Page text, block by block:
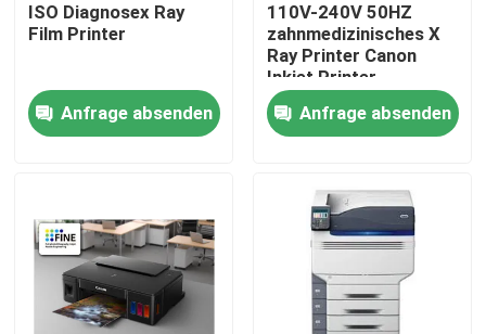
Nachrichten
Medizinisches X Ray Film
Tintenstrahl X Ray Film
ISO Diagnosex Ray
Film Printer
Anfrage absenden
110V-240V 50HZ
zahnmedizinisches X
Ray Printer Canon
Inkjet Printer
2400x1200dpi
Anfrage absenden